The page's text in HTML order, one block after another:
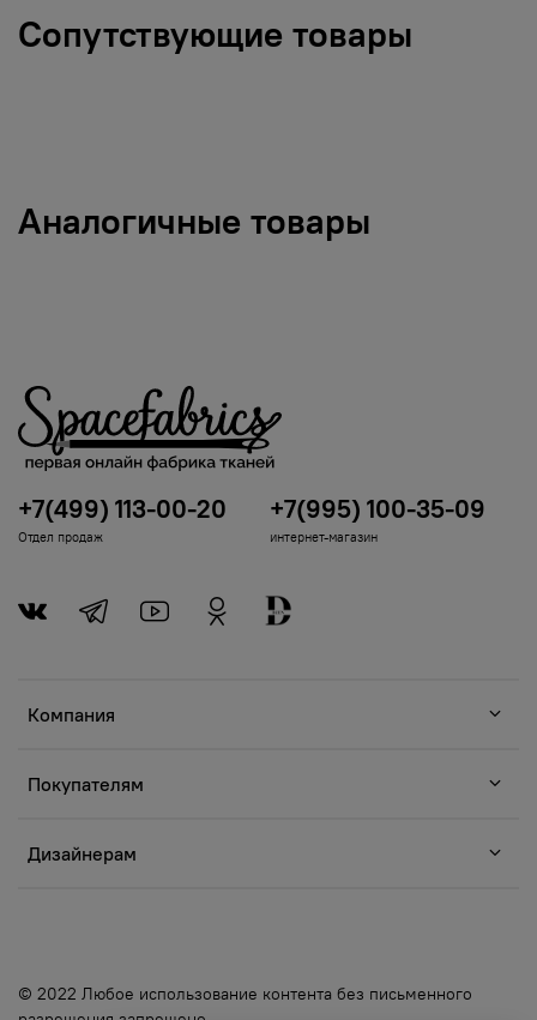
Сопутствующие товары
Аналогичные товары
Компания
Покупателям
Дизайнерам
+7(499) 113-00-20
Отдел продаж
+7(995) 100-35-09
интернет-магазин
© 2022 Любое использование контента без письменного